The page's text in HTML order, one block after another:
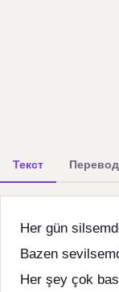
Текст Перевод
Her gün
Bazen
Her şey çok